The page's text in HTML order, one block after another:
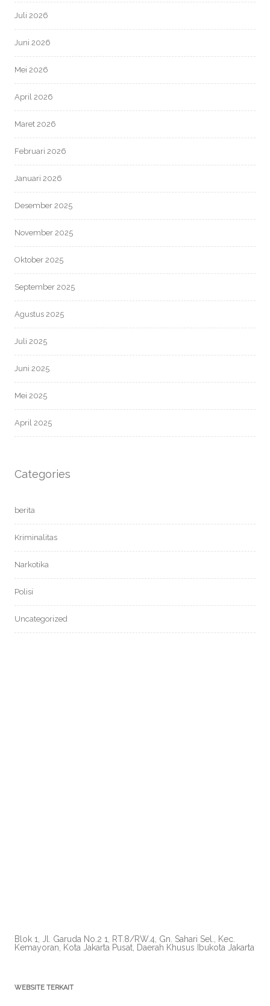
Juli 2026
Juni 2026
Mei 2026
April 2026
Maret 2026
Februari 2026
Januari 2026
Desember 2025
November 2025
Oktober 2025
September 2025
Agustus 2025
Juli 2025
Juni 2025
Mei 2025
April 2025
Categories
berita
Kriminalitas
Narkotika
Polisi
Uncategorized
Blok 1, Jl. Garuda No.2 1, RT.8/RW.4, Gn. Sahari Sel., Kec.
Kemayoran, Kota Jakarta Pusat, Daerah Khusus Ibukota Jakarta
WEBSITE TERKAIT